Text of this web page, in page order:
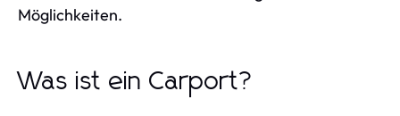
Möglichkeiten.
Was ist ein Carport?